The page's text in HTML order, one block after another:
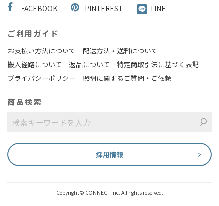
FACEBOOK
PINTEREST LINE
ご利用ガイド
お支払い方法について
配送方法・送料について
搬入経路について
返品について
特定商取引法に基づく表記
プライバシーポリシー
照明に関するご質問・ご依頼
商品検索
採用情報
Copyright© CONNECT Inc. All rights reserved.